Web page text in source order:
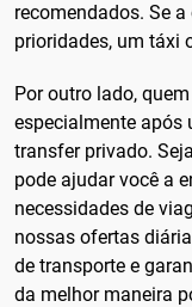
recomendados. Se
prioridades, um táxi
Por outro lado,
especialmente após
transfer privado.
pode ajudar você a
necessidades de
nossas ofertas
de transporte e
da melhor maneira